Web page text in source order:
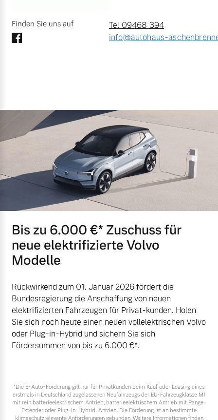
Tel 09468 394
info@autohaus-
Finden Sie uns auf
Bis zu 6.000 €⁠* Zuschuss für
neue elektrifizierte Volvo
Modelle
Rückwirkend zum 01. Januar 2026 fördert die
Bundesregierung die Anschaffung von neuen
elektrifizierten Fahrzeugen für Privat-kunden. Holen
Sie sich noch heute einen neuen vollelektrischen Volvo
oder Plug-in-Hybrid und sichern Sie sich
Fördersummen von bis zu 6.000 €⁠*.
*Die E‑Auto-Förderung gilt nur für Privatkunden beim Kauf oder Leasing eines
erstmals in Deutschland zugelassenen Neufahrzeugs der EU-Fahrzeugklasse M1
mit rein batterieelektrischem Antrieb, batterieelektrischem Antrieb mit Range-
Extender oder Plug-in-Hybrid-Antrieb. Die Förderung ist an bestimmte
klimaschutzrelevante Anforderungen gebunden. Weitere Informationen finden